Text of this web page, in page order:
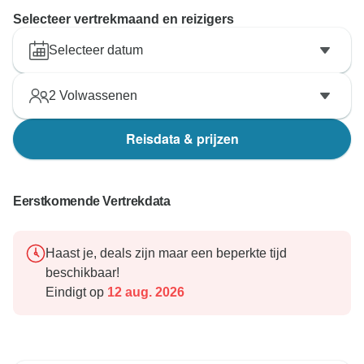
Selecteer vertrekmaand en reizigers
Selecteer datum
2 Volwassenen
Reisdata & prijzen
Eerstkomende Vertrekdata
Haast je, deals zijn maar een beperkte tijd
beschikbaar!
Eindigt op 12 aug. 2026